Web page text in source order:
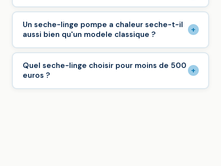
Un seche-linge pompe a chaleur seche-t-il
aussi bien qu'un modele classique ?
+
Quel seche-linge choisir pour moins de 500
euros ?
+